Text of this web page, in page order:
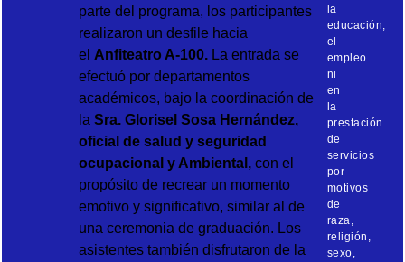
parte del programa, los participantes
realizaron un desfile hacia
el Anfiteatro A-100.La entrada se
efectuó por departamentos
académicos, bajo la coordinación de
la Sra. Glorisel Sosa Hernández,
oficial de salud y seguridad
ocupacional y Ambiental ,con el
propósito de recrear un momento
emotivo y significativo, similar al de
una ceremonia de graduación. Los
asistentes también disfrutaron de la
la
educación,
el
empleo
ni
en
la
prestación
de
servicios
por
motivos
de
raza,
religión,
sexo,